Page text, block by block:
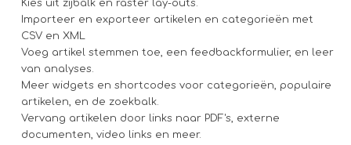
Kies uit zijbalk en raster lay-outs.
Importeer en exporteer artikelen en categorieën met
CSV en XML
Voeg artikel stemmen toe, een feedbackformulier, en leer
van analyses.
Meer widgets en shortcodes voor categorieën, populaire
artikelen, en de zoekbalk.
Vervang artikelen door links naar PDF's, externe
documenten, video links en meer.